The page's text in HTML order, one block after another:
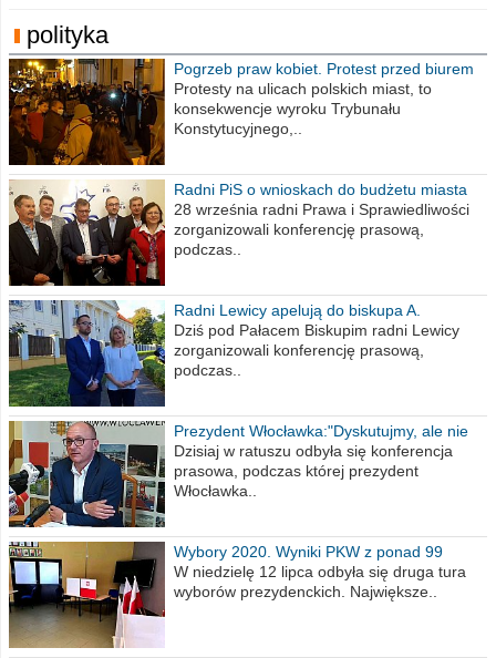
polityka
Pogrzeb praw kobiet. Protest przed biurem
poselskim PiS
Protesty na ulicach polskich miast, to
konsekwencje wyroku Trybunału
Konstytucyjnego,..
Radni PiS o wnioskach do budżetu miasta
na 2021 rok
28 września radni Prawa i Sprawiedliwości
zorganizowali konferencję prasową,
podczas..
Radni Lewicy apelują do biskupa A.
Wiesława Meringa
Dziś pod Pałacem Biskupim radni Lewicy
zorganizowali konferencję prasową,
podczas..
Prezydent Włocławka:"Dyskutujmy, ale nie
obrażajmy się”
Dzisiaj w ratuszu odbyła się konferencja
prasowa, podczas której prezydent
Włocławka..
Wybory 2020. Wyniki PKW z ponad 99
procent obwodów
W niedzielę 12 lipca odbyła się druga tura
wyborów prezydenckich. Największe..